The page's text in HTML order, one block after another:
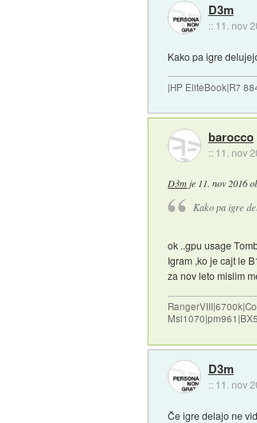
D3m
:: 11. nov
Kako pa igre
|HP EliteBook|R7
barocco
:: 11. nov
D3m je 11. nov 2016
Kako pa igre
ok ..gpu usage
Igram ,ko je cajt le
za nov leto mislim
D3m
:: 11. nov
Če igre delajo ne